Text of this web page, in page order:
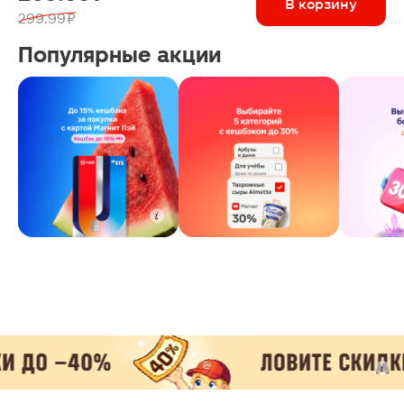
299.99 ₽
В корзину
Популярные акции